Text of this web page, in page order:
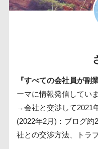
『すべての会社員が副
ーマに情報発信してい
→会社と交渉して2021
(2022年2月)：ブログ
社との交渉方法、トラ